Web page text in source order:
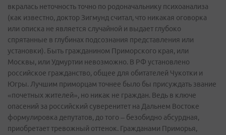
вкралась неточность точно по родоначальнику психоанализа
(как известно, доктор Зигмунд считал, что никакая оговорка
или описка не является случайной и выдает глубоко
спрятанные в глубинах подсознания представления или
установки). Быть гражданином Приморского края, или
Москвы, или Удмуртии невозможно. В РФ установлено
российское гражданство, общее для обитателей Чукотки и
Югры. Лучшим приморцам точнее было бы присуждать звание
«почетных жителей», но никак не граждан. Ведь в ключе
опасений за российский суверенитет на Дальнем Востоке
формулировка депутатов, до того – безобидно абсурдная,
приобретает тревожный оттенок. Гражданами Приморья,